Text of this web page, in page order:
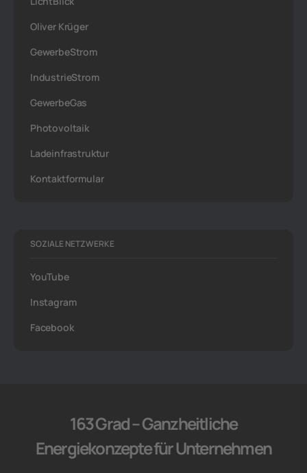
Oliver Krüger
GewerbeStrom
IndustrieStrom
GewerbeGas
Photovoltaik
Ladeinfrastruktur
Kontaktformular
SOZIALE NETZWERKE
YouTube
Instagram
Facebook
163 Grad – Ganzheitliche
Energiekonzepte für Unternehmen